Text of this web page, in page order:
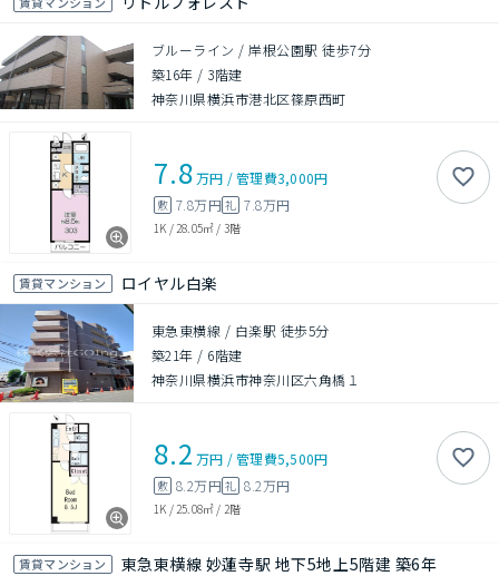
ブルーライン / 岸根公園駅 徒歩7分
築16年 / 3階建
神奈川県横浜市港北区篠原西町
7.8万円 /管理費3,000円
敷 7.8万円礼 7.8万円
1K / 28.05㎡ / 3階
賃貸マンション ロイヤル白楽
東急東横線 / 白楽駅 徒歩5分
築21年 / 6階建
神奈川県横浜市神奈川区六角橋１
8.2 万円 /管理費5,500円
敷 8.2万円礼 8.2万円
1K / 25.08㎡ / 2階
賃貸マンション 東急東横線 妙蓮寺駅 地下5地上5階建 築6年